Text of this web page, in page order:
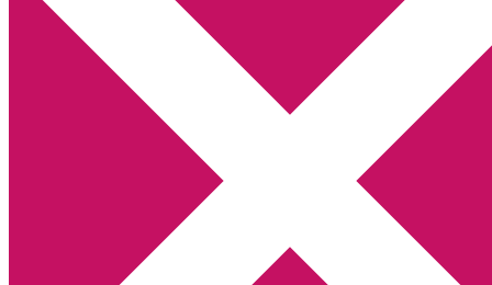
Hem
Boktolva
Författarfemman
Kontakt
Webbshop Amazon
Utskriftscentralen
Min tv-blogg